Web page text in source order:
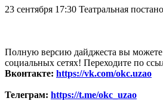
23 сентября 17:30 Театральная
Полную версию дайджеста вы
социальных сетях! Переходите по
Вконтакте: https://vk.com/okc.uzao
Телеграм: https://t.me/okc_uzao